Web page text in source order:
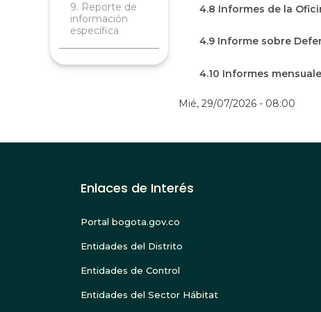
9. Reporte de
información
específica
4.8 Informes de la
4.9 Informe sobre
4.10 Informes
Mié, 29/07/2026 - 08:00
Enlaces de Interés
Portal bogota.gov.co
Entidades del Distrito
Entidades de Control
Entidades del Sector Hábitat